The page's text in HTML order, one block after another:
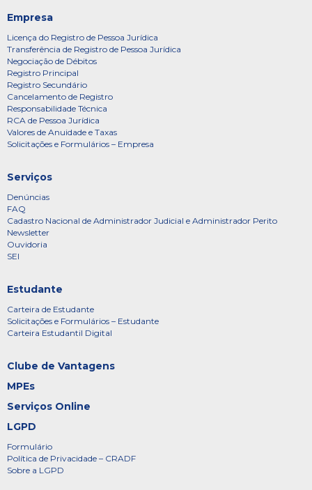
Empresa
Licença do Registro de Pessoa Jurídica
Transferência de Registro de Pessoa Jurídica
Negociação de Débitos
Registro Principal
Registro Secundário
Cancelamento de Registro
Responsabilidade Técnica
RCA de Pessoa Jurídica
Valores de Anuidade e Taxas
Solicitações e Formulários – Empresa
Serviços
Denúncias
FAQ
Cadastro Nacional de Administrador Judicial e Administrador Perito
Newsletter
Ouvidoria
SEI
Estudante
Carteira de Estudante
Solicitações e Formulários – Estudante
Carteira Estudantil Digital
Clube de Vantagens
MPEs
Serviços Online
LGPD
Formulário
Política de Privacidade – CRADF
Sobre a LGPD